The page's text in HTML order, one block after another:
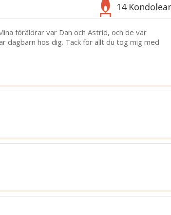
14
föräldrar var Dan och Astrid, och de var
dagbarn hos dig. Tack för allt du tog mig med